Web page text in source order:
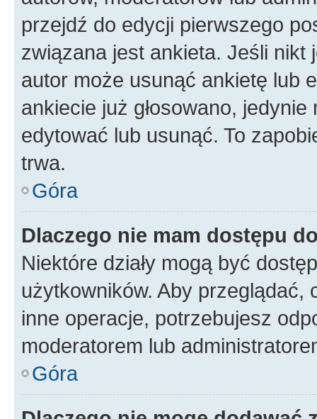
przejdź do edycji pierwszego
związana jest ankieta. Jeśli nikt
autor może usunąć ankietę lub
ankiecie już głosowano,
edytować lub usunąć. To
trwa.
Góra
Dlaczego nie mam dostępu
Niektóre działy mogą być
użytkowników. Aby
inne operacje, potrzebujesz
moderatorem lub
Góra